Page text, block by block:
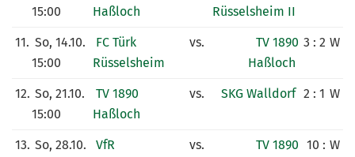
15:00
Haßloch
Rüsselsheim II
11. So, 14.10.
15:00
FC Türk
Rüsselsheim
vs.
TV 1890
Haßloch
3 : 2 W
12. So, 21.10.
15:00
TV 1890
Haßloch
vs. SKG Walldorf 2 : 1 W
13. So, 28.10.
VfR
vs.
TV 1890 10 : W